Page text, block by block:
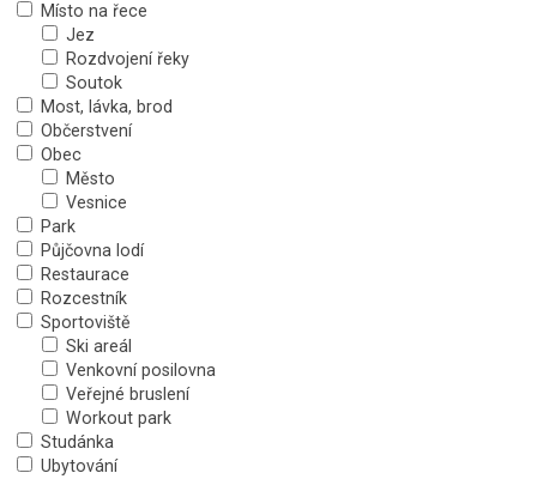
Místo na řece
Jez
Rozdvojení řeky
Soutok
Most, lávka, brod
Občerstvení
Obec
Město
Vesnice
Park
Půjčovna lodí
Restaurace
Rozcestník
Sportoviště
Ski areál
Venkovní posilovna
Veřejné bruslení
Workout park
Studánka
Ubytování